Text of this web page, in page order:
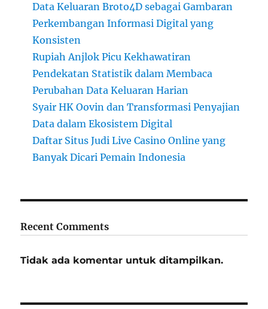
Data Keluaran Broto4D sebagai Gambaran
Perkembangan Informasi Digital yang
Konsisten
Rupiah Anjlok Picu Kekhawatiran
Pendekatan Statistik dalam Membaca
Perubahan Data Keluaran Harian
Syair HK Oovin dan Transformasi Penyajian
Data dalam Ekosistem Digital
Daftar Situs Judi Live Casino Online yang
Banyak Dicari Pemain Indonesia
Recent Comments
Tidak ada komentar untuk ditampilkan.